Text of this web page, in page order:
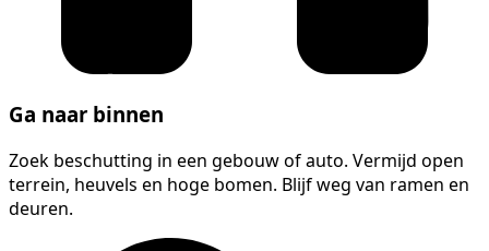
Ga naar binnen
Zoek beschutting in een gebouw of auto. Vermijd open
terrein, heuvels en hoge bomen. Blijf weg van ramen en
deuren.